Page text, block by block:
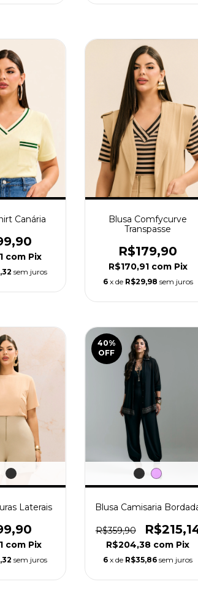
Canária
com Pix
sem juros
Blusa Comfycurve
Transpasse
R$179,90
R$170,91 com Pix
6 x de R$29,98 sem juros
Laterais
com Pix
sem juros
40%
OFF
Blusa Camisaria
R$359,90
R$204,38 com Pix
6 x de R$35,86 sem juros